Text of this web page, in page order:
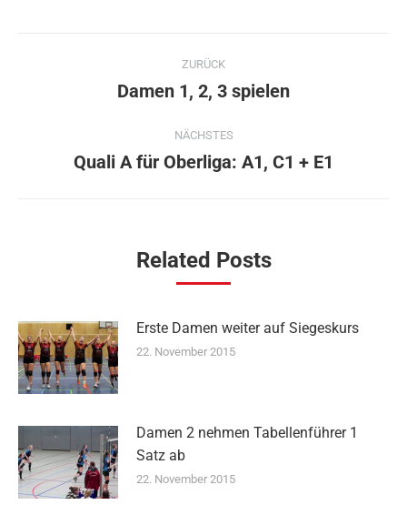
Kommentarnavigation
ZURÜCK
Vorheriger
Damen 1, 2, 3 spielen
NÄCHSTES
Nächster
Quali A für Oberliga: A1, C1 + E1
Related Posts
Erste Damen weiter auf Siegeskurs
22. November 2015
Damen 2 nehmen Tabellenführer 1
Satz ab
22. November 2015